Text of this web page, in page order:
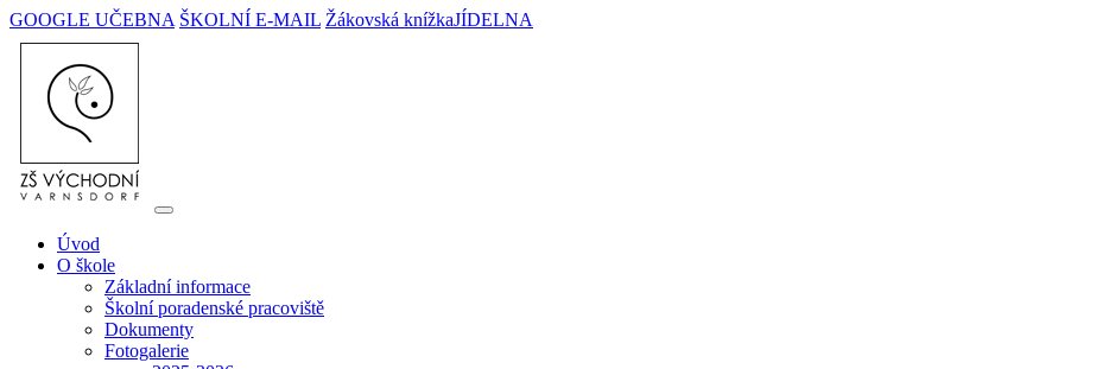
GOOGLE UČEBNA ŠKOLNÍ E-MAIL Žákovská knížkaJÍDELNA
Úvod
O škole
Základní informace
Školní poradenské pracoviště
Dokumenty
Fotogalerie